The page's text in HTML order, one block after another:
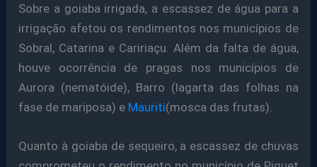
Sobre a goiaba irrigada, a escassez de água para a
irrigação afetou os rendimentos nos municípios de
Sobral, Catarina e Caririaçu. Além da falta de água,
houve ocorrência de pragas nos municípios de
Aurora (nematóide), Barro (lagarta das folhas na
fase de mariposa) e Mauriti(mosca das frutas).
Quanto à goiaba de sequeiro, a escassez de chuvas